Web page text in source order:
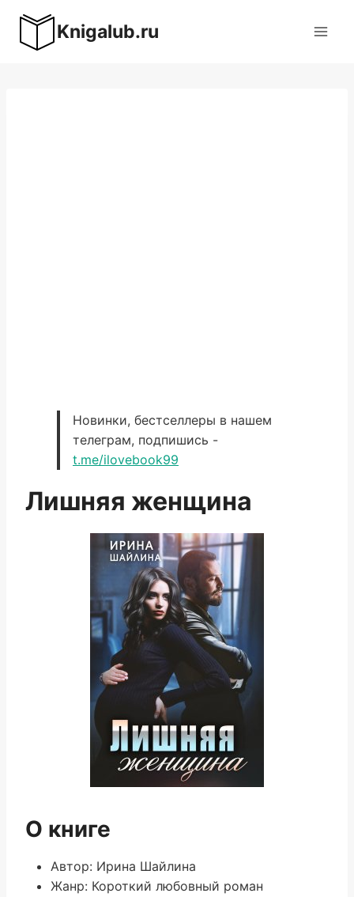
содержимому
Knigalub.ru
Новинки, бестселлеры в нашем
телеграм, подпишись -
t.me/ilovebook99
Лишняя женщина
О книге
Автор: Ирина Шайлина
Жанр: Короткий любовный роман